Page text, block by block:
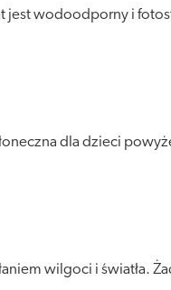
jest wodoodporny i
dla dzieci
wilgoci i światła.